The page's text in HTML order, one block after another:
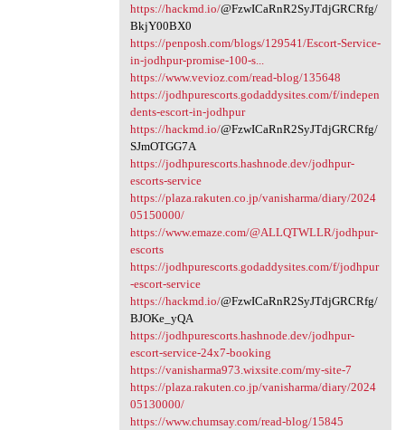
https://hackmd.io/@FzwICaRnR2SyJTdjGRCRfg/
BkjY00BX0
https://penposh.com/blogs/129541/Escort-Service-
in-jodhpur-promise-100-s...
https://www.vevioz.com/read-blog/135648
https://jodhpurescorts.godaddysites.com/f/indepen
dents-escort-in-jodhpur
https://hackmd.io/@FzwICaRnR2SyJTdjGRCRfg/
SJmOTGG7A
https://jodhpurescorts.hashnode.dev/jodhpur-
escorts-service
https://plaza.rakuten.co.jp/vanisharma/diary/2024
05150000/
https://www.emaze.com/@ALLQTWLLR/jodhpur-
escorts
https://jodhpurescorts.godaddysites.com/f/jodhpur
-escort-service
https://hackmd.io/@FzwICaRnR2SyJTdjGRCRfg/
BJOKe_yQA
https://jodhpurescorts.hashnode.dev/jodhpur-
escort-service-24x7-booking
https://vanisharma973.wixsite.com/my-site-7
https://plaza.rakuten.co.jp/vanisharma/diary/2024
05130000/
https://www.chumsay.com/read-blog/15845